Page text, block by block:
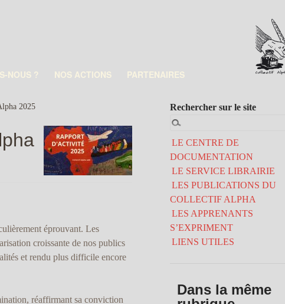
NOUS ? NOS ACTIONS
PARTENAIRES
2025
éprouvant. Les
croissante de nos publics
et rendu plus difficile encore
réaffirmant sa conviction
LE CENTRE DE
DOCUMENTATION
LE SERVICE LIBRAIRIE
LES PUBLICATIONS DU
COLLECTIF ALPHA
LES APPRENANTS
S’EXPRIMENT
LIENS UTILES
Rechercher sur le site
Dans la même